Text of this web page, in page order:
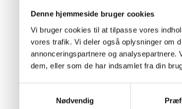
Denne hjemmeside bruger cookies
Vi bruger cookies til at tilpasse vores
vores trafik. Vi deler også oplysninger om
annonceringspartnere og analysepartnere.
dem, eller som de har indsamlet fra din
Nødvendig
Klokkerholm är stolt
lek och livsglädje för
En röd näsa kan inte